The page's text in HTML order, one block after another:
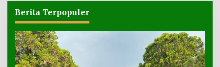
Berita Terpopuler